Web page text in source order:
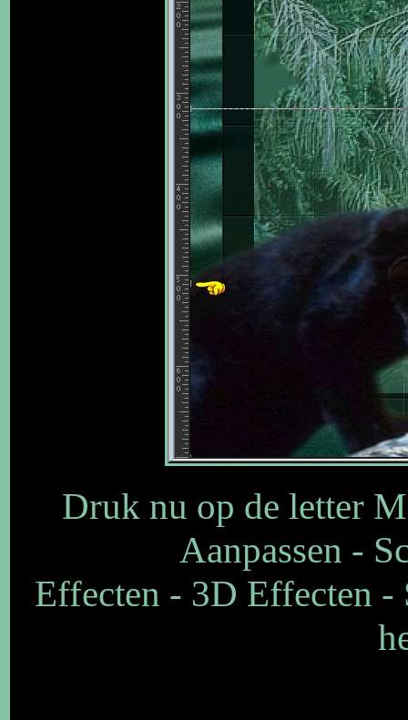
Druk nu op de letter
Aanpassen -
Effecten - 3D Effecten -